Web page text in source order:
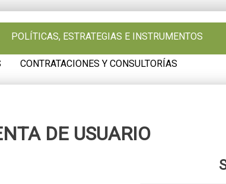
POLÍTICAS, ESTRATEGIAS E INSTRUMENTOS
CONTRATACIONES Y CONSULTORÍAS
DE USUARIO